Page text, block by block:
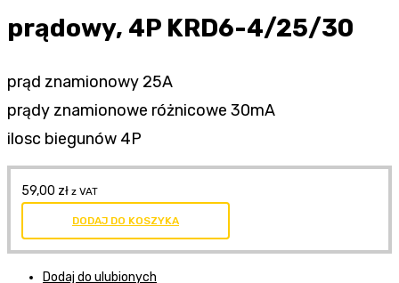
prądowy, 4P KRD6-4/25/30
prąd znamionowy 25A
prądy znamionowe różnicowe 30mA
ilosc biegunów 4P
59,00 zł z VAT
DODAJ DO KOSZYKA
Dodaj do ulubionych